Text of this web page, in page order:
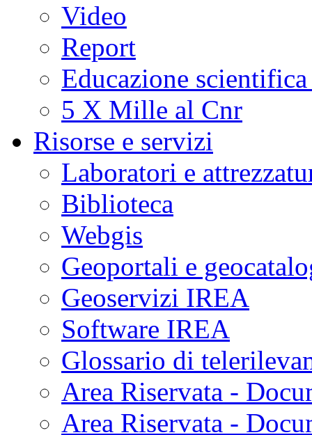
Video
Report
Educazione
5 X Mille al Cnr
Risorse e servizi
Laboratori e
Biblioteca
Webgis
Geoportali e
Geoservizi IREA
Software IREA
Glossario di
Area Riservata -
Area Riservata -